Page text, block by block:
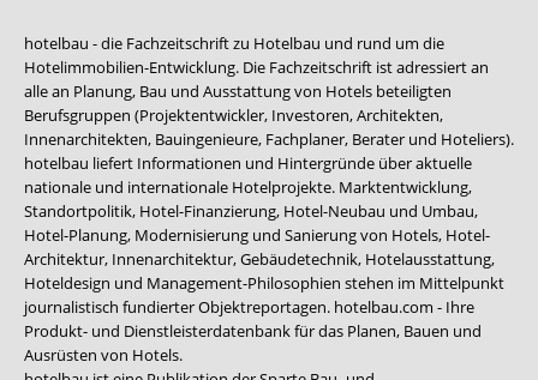
hotelbau - die Fachzeitschrift zu Hotelbau und rund um die
Hotelimmobilien-Entwicklung. Die Fachzeitschrift ist adressiert an
alle an Planung, Bau und Ausstattung von Hotels beteiligten
Berufsgruppen (Projektentwickler, Investoren, Architekten,
Innenarchitekten, Bauingenieure, Fachplaner, Berater und Hoteliers).
hotelbau liefert Informationen und Hintergründe über aktuelle
nationale und internationale Hotelprojekte. Marktentwicklung,
Standortpolitik, Hotel-Finanzierung, Hotel-Neubau und Umbau,
Hotel-Planung, Modernisierung und Sanierung von Hotels, Hotel-
Architektur, Innenarchitektur, Gebäudetechnik, Hotelausstattung,
Hoteldesign und Management-Philosophien stehen im Mittelpunkt
journalistisch fundierter Objektreportagen. hotelbau.com - Ihre
Produkt- und Dienstleisterdatenbank für das Planen, Bauen und
Ausrüsten von Hotels.